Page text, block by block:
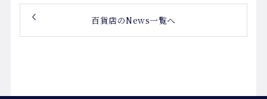
百貨店のNews一覧へ